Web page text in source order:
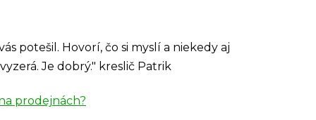
potešil. Hovorí, čo si myslí a niekedy aj
Je dobrý." kreslič Patrik
prodejnách?